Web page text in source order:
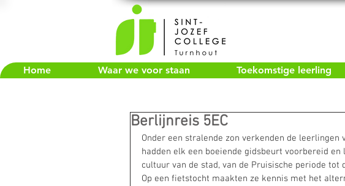
Home Waar we voor staan Toekomstige leerling
Berlijnreis 5EC
Onder een stralende zon verkenden de leerlingen
hadden elk een boeiende gidsbeurt voorbereid
cultuur van de stad, van de Pruisische periode tot
Op een fietstocht maakten ze kennis met het